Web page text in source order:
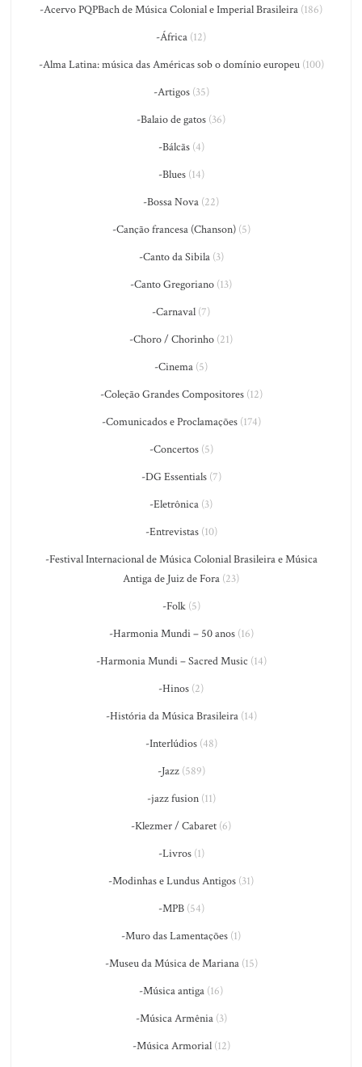
-Acervo PQPBach de Música Colonial e Imperial Brasileira (186)
-África (12)
-Alma Latina: música das Américas sob o domínio europeu(100)
-Artigos(35)
-Balaio de gatos (36)
-Bálcãs(4)
-Blues(14)
-Bossa Nova (22)
-Canção francesa (Chanson)(5)
-Canto da Sibila(3)
-Canto Gregoriano (13)
-Carnaval (7)
-Choro / Chorinho (21)
-Cinema (5)
-Coleção Grandes Compositores(12)
-Comunicados e Proclamações(174)
-Concertos(5)
-DG Essentials(7)
-Eletrônica (3)
-Entrevistas(10)
-Festival Internacional de Música Colonial Brasileira e Música
Antiga de Juiz de Fora (23)
-Folk(5)
-Harmonia Mundi – 50 anos(16)
-Harmonia Mundi – Sacred Music (14)
-Hinos (2)
-História da Música Brasileira(14)
-Interlúdios(48)
-Jazz(589)
-jazz fusion(11)
-Klezmer / Cabaret (6)
-Livros(1)
-Modinhas e Lundus Antigos (31)
-MPB(54)
-Muro das Lamentações (1)
-Museu da Música de Mariana(15)
-Música antiga (16)
-Música Armênia(3)
-Música Armorial(12)